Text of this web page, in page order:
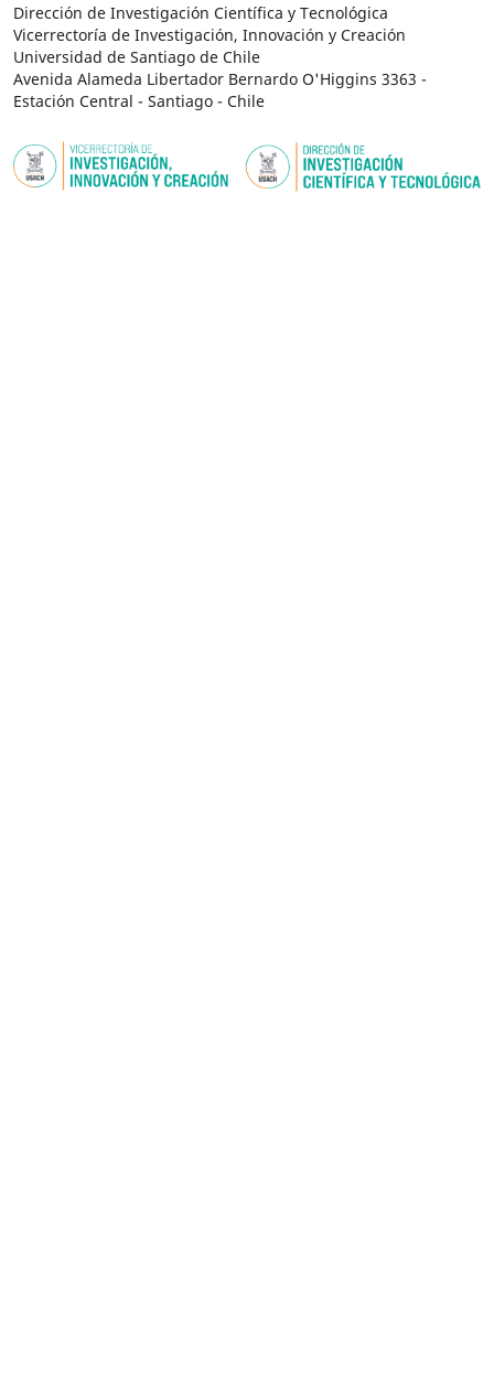
Dirección de Investigación Científica y Tecnológica
Vicerrectoría de Investigación, Innovación y Creación
Universidad de Santiago de Chile
Avenida Alameda Libertador Bernardo O'Higgins 3363 -
Estación Central - Santiago - Chile